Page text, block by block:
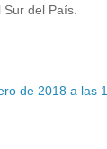
del País.
de 2018 a las